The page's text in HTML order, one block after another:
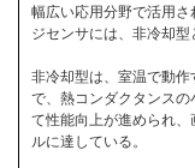
幅広い応用分野で活用
ジセンサには、非冷却型
非冷却型は、室温で動
で、熱コンダクタンス
て性能向上が進められ
ルに達している。